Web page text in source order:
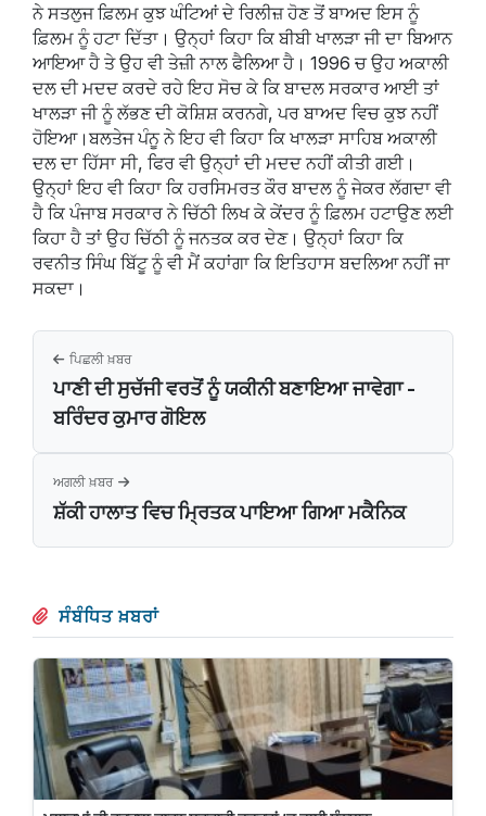
ਨੇ ਸਤਲੁਜ ਫ਼ਿਲਮ ਕੁਝ ਘੰਟਿਆਂ ਦੇ ਰਿਲੀਜ਼ ਹੋਣ ਤੋਂ ਬਾਅਦ ਇਸ ਨੂੰ
ਫ਼ਿਲਮ ਨੂੰ ਹਟਾ ਦਿੱਤਾ। ਉਨ੍ਹਾਂ ਕਿਹਾ ਕਿ ਬੀਬੀ ਖਾਲੜਾ ਜੀ ਦਾ ਬਿਆਨ
ਆਇਆ ਹੈ ਤੇ ਉਹ ਵੀ ਤੇਜ਼ੀ ਨਾਲ ਫੈਲਿਆ ਹੈ। 1996 ਚ ਉਹ ਅਕਾਲੀ
ਦਲ ਦੀ ਮਦਦ ਕਰਦੇ ਰਹੇ ਇਹ ਸੋਚ ਕੇ ਕਿ ਬਾਦਲ ਸਰਕਾਰ ਆਈ ਤਾਂ
ਖਾਲੜਾ ਜੀ ਨੂੰ ਲੱਭਣ ਦੀ ਕੋਸ਼ਿਸ਼ ਕਰਨਗੇ, ਪਰ ਬਾਅਦ ਵਿਚ ਕੁਝ ਨਹੀਂ
ਹੋਇਆ।ਬਲਤੇਜ ਪੰਨੂ ਨੇ ਇਹ ਵੀ ਕਿਹਾ ਕਿ ਖਾਲੜਾ ਸਾਹਿਬ ਅਕਾਲੀ
ਦਲ ਦਾ ਹਿੱਸਾ ਸੀ, ਫਿਰ ਵੀ ਉਨ੍ਹਾਂ ਦੀ ਮਦਦ ਨਹੀਂ ਕੀਤੀ ਗਈ।
ਉਨ੍ਹਾਂ ਇਹ ਵੀ ਕਿਹਾ ਕਿ ਹਰਸਿਮਰਤ ਕੌਰ ਬਾਦਲ ਨੂੰ ਜੇਕਰ ਲੱਗਦਾ ਵੀ
ਹੈ ਕਿ ਪੰਜਾਬ ਸਰਕਾਰ ਨੇ ਚਿੱਠੀ ਲਿਖ ਕੇ ਕੇਂਦਰ ਨੂੰ ਫ਼ਿਲਮ ਹਟਾਉਣ ਲਈ
ਕਿਹਾ ਹੈ ਤਾਂ ਉਹ ਚਿੱਠੀ ਨੂੰ ਜਨਤਕ ਕਰ ਦੇਣ। ਉਨ੍ਹਾਂ ਕਿਹਾ ਕਿ
ਰਵਨੀਤ ਸਿੰਘ ਬਿੱਟੂ ਨੂੰ ਵੀ ਮੈਂ ਕਹਾਂਗਾ ਕਿ ਇਤਿਹਾਸ ਬਦਲਿਆ ਨਹੀਂ ਜਾ
ਸਕਦਾ।
ਪਿਛਲੀ ਖ਼ਬਰ
ਪਾਣੀ ਦੀ ਸੁਚੱਜੀ ਵਰਤੋਂ ਨੂੰ ਯਕੀਨੀ ਬਣਾਇਆ ਜਾਵੇਗਾ -
ਬਰਿੰਦਰ ਕੁਮਾਰ ਗੋਇਲ
ਅਗਲੀ ਖ਼ਬਰ
ਸ਼ੱਕੀ ਹਾਲਾਤ ਵਿਚ ਮ੍ਰਿਤਕ ਪਾਇਆ ਗਿਆ ਮਕੈਨਿਕ
ਸੰਬੰਧਿਤ ਖ਼ਬਰਾਂ